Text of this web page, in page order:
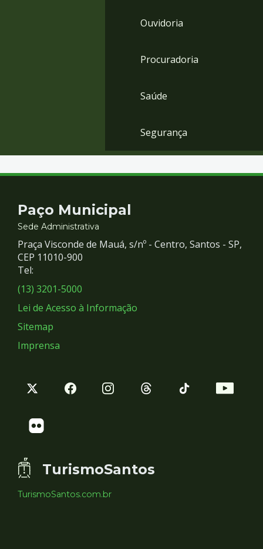
Ouvidoria
Procuradoria
Saúde
Segurança
Contato
e
Redes
Sociais
Paço Municipal
Sede Administrativa
Praça Visconde de Mauá, s/nº - Centro, Santos - SP,
CEP 11010-900
Tel:
(13) 3201-5000
Lei de Acesso à Informação
Sitemap
Imprensa
TurismoSantos
TurismoSantos.com.br